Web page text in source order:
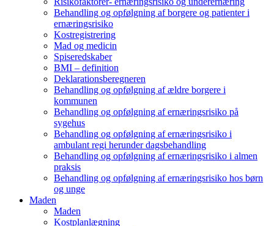
Behandling og opfølgning af borgere og patienter i
ernæringsrisiko
Kostregistrering
Mad og medicin
Spiseredskaber
BMI – definition
Deklarationsberegneren
Behandling og opfølgning af ældre borgere i
kommunen
Behandling og opfølgning af ernæringsrisiko på
sygehus
Behandling og opfølgning af ernæringsrisiko i
ambulant regi herunder dagsbehandling
Behandling og opfølgning af ernæringsrisiko i almen
praksis
Behandling og opfølgning af ernæringsrisiko hos børn
og unge
Maden
Maden
Kostplanlægning